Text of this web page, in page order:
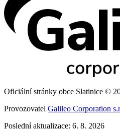
Oficiální stránky obce Slatinice ©
Provozovatel Galileo Corporation
Poslední aktualizace: 6. 8. 2026